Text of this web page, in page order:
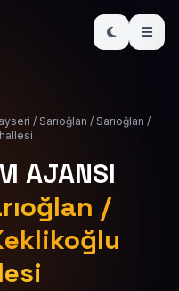
/ Sarıoğlan / Sarıoğlan /
AJANSI
/